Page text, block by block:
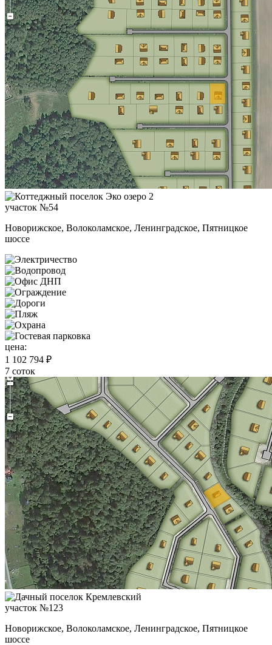
участок №54
Новорижское, Волоколамское, Ленинградское, Пятницкое
шоссе
цена:
1 102 794 ₽
7 соток
участок №123
Новорижское, Волоколамское, Ленинградское, Пятницкое
шоссе